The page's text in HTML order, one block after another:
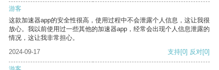
游客
这款加速器app的安全性很高，使用过程中不会泄露个人信息，这让我很
放心。我以前使用过一些其他的加速器app，经常会出现个人信息泄露的
情况，这让我非常担心。
2024-09-17
支持[0] 反对[0]